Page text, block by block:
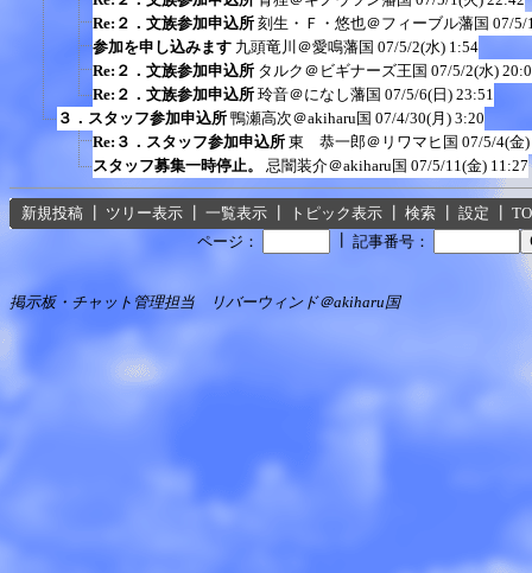
Re:２．文族参加申込所 刻生・Ｆ・悠也＠フィーブル藩国 07/5/
参加を申し込みます 九頭竜川＠愛鳴藩国 07/5/2(水) 1:54
Re:２．文族参加申込所 タルク＠ビギナーズ王国 07/5/2(水)
Re:２．文族参加申込所 玲音＠になし藩国 07/5/6(日) 23:51
３．スタッフ参加申込所 鴨瀬高次＠akiharu国 07/4/30(月) 3:20
Re:３．スタッフ参加申込所 東 恭一郎＠リワマヒ国 07/5/4(金
スタッフ募集一時停止。 忌闇装介＠akiharu国 07/5/11(金) 11:27
新規投稿 ツリー表示 一覧表示 トピック表示 検索 設定
ページ：
記事番号：
掲示板・チャット管理担当 リバーウィンド＠akiharu国